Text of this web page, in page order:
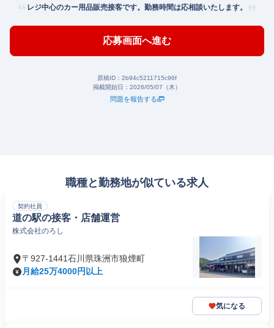
レジ中心のカー用品販売接客です。勤務時間は応相談いたします。
応募画面へ進む
原稿ID： 2b94c5211715c96f
掲載開始日： 2026/05/07（木）
問題を報告する
職種と勤務地が似ている求人
契約社員
道の駅の接客・店舗運営
株式会社のろし
〒927-1441石川県珠洲市狼煙町
月給25万4000円以上
気になる